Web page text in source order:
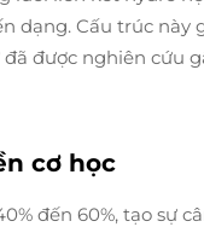
dạng. Cấu trúc này
được nghiên cứu
cơ học
đến 60%, tạo sự